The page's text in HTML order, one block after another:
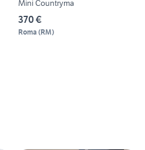
Mini Countryma
370 €
Roma (RM)